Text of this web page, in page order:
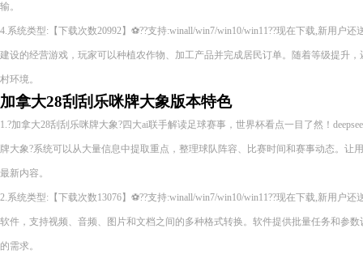
输。
4.系统类型:【下载次数20992】⚽??支持:winall/win7/win10/win11??现在下载,新用户
建设的经营游戏，玩家可以种植农作物、加工产品并完成居民订单。随着等级提升
村环境。
加拿大28刮刮乐咪牌大象版本特色
1.?加拿大28刮刮乐咪牌大象?四大ai联手解读足球赛事，世界杯看点一目了然！
牌大象?系统可以从大量信息中提取重点，整理球队阵容、比赛时间和赛事动态。让
最新内容。
2.系统类型:【下载次数13076】⚽??支持:winall/win7/win10/win11??现在下载,新用户
软件，支持视频、音频、图片和文档之间的多种格式转换。软件提供批量任务和参
的需求。